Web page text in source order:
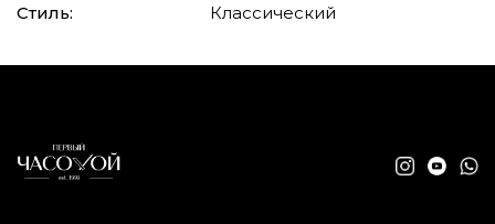
Стиль:
Классический